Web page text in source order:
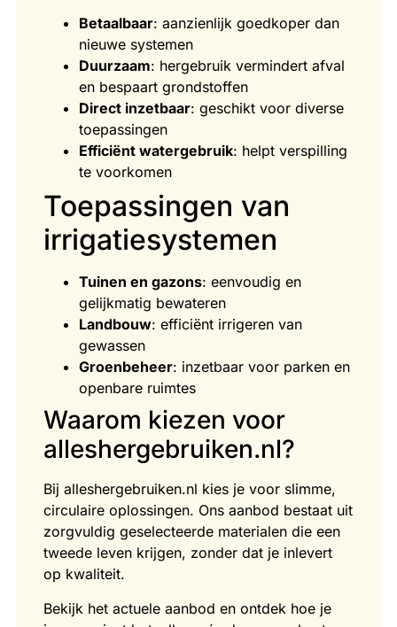
Betaalbaar: aanzienlijk goedkoper dan
nieuwe systemen
Duurzaam: hergebruik vermindert afval
en bespaart grondstoffen
Direct inzetbaar: geschikt voor diverse
toepassingen
Efficiënt watergebruik: helpt verspilling
te voorkomen
Toepassingen van
irrigatiesystemen
Tuinen en gazons: eenvoudig en
gelijkmatig bewateren
Landbouw: efficiënt irrigeren van
gewassen
Groenbeheer: inzetbaar voor parken en
openbare ruimtes
Waarom kiezen voor
alleshergebruiken.nl?
Bij alleshergebruiken.nl kies je voor slimme,
circulaire oplossingen. Ons aanbod bestaat uit
zorgvuldig geselecteerde materialen die een
tweede leven krijgen, zonder dat je inlevert
op kwaliteit.
Bekijk het actuele aanbod en ontdek hoe je